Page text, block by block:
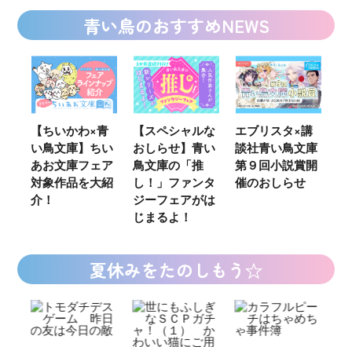
青い鳥のおすすめNEWS
【ちいかわ×青
い鳥文庫】ちい
あお文庫フェア
対象作品を大紹
介！
【スペシャルな
おしらせ】青い
鳥文庫の「推
し！」ファンタ
ジーフェアがは
じまるよ！
エブリスタ×講
談社青い鳥文庫
第９回小説賞開
催のおしらせ
夏休みをたのしもう☆